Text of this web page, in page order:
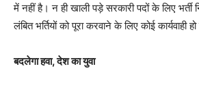
में नहीं है। न ही खाली पड़े सरकारी पदों के लिए भर्ती
लंबित भर्तियों को पूरा करवाने के लिए कोई कार्यवाही
बदलेगा हवा, देश का युवा